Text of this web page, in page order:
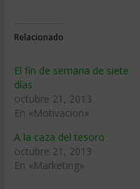
Relacionado
El fin de semana de siete
días
octubre 21, 2013
En «Motivacion»
A la caza del tesoro
octubre 21, 2013
En «Marketing»